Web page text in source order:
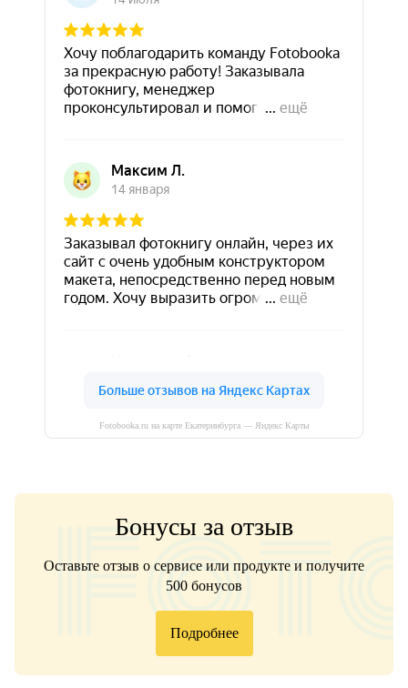
Fotobooka.ru на карте Екатеринбурга — Яндекс Карты
Бонусы за отзыв
Оставьте отзыв о сервисе или продукте и получите
500 бонусов
Подробнее